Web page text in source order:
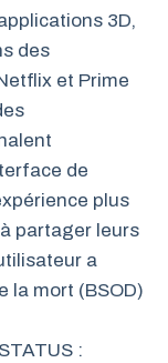
3D,
des
et Prime
de
plus
partager leurs
a
la mort (BSOD)
: